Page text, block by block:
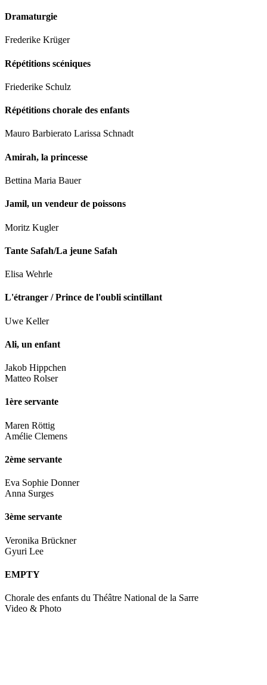
Dramaturgie
Frederike Krüger
Répétitions scéniques
Friederike Schulz
Répétitions chorale des enfants
Mauro Barbierato Larissa Schnadt
Amirah, la princesse
Bettina Maria Bauer
Jamil, un vendeur de poissons
Moritz Kugler
Tante Safah/La jeune Safah
Elisa Wehrle
L'étranger / Prince de l'oubli scintillant
Uwe Keller
Ali, un enfant
Jakob Hippchen
Matteo Rolser
1ère servante
Maren Röttig
Amélie Clemens
2ème servante
Eva Sophie Donner
Anna Surges
3ème servante
Veronika Brückner
Gyuri Lee
EMPTY
Chorale des enfants du Théâtre National de la Sarre
Video & Photo